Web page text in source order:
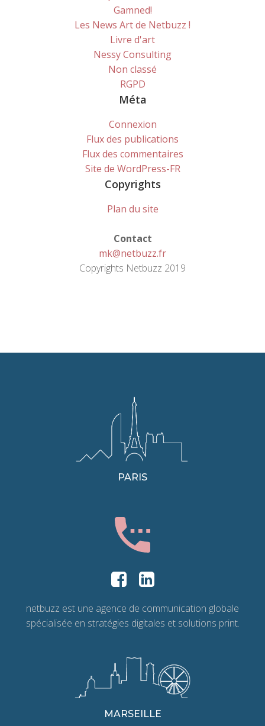
Gamned!
Les News Art de Netbuzz !
Livre d'art
Nessy Consulting
Non classé
RGPD
Méta
Connexion
Flux des publications
Flux des commentaires
Site de WordPress-FR
Copyrights
Plan du site
Contact
mk@netbuzz.fr
Copyrights Netbuzz 2019
PARIS
netbuzz est une agence de communication globale
spécialisée en stratégies digitales et solutions print.
MARSEILLE